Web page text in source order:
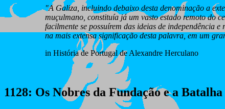
"A Galiza, incluindo debaixo desta denominação a
muçulmano, constituía já um vasto estado remoto do
facilmente se possuírem das ideias de independência
na mais extensa significação desta palavra, em um
in História de Portugal de Alexandre Herculano
1128: Os Nobres da Fundação e a